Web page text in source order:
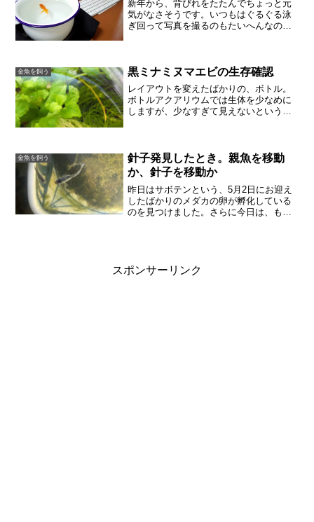
新年から、背びれをたたんでちょっと元
気がなさそうです。いつもはぐるぐる泳
ぎ回って写真を撮るのもたいへんなの
ていますが、まず絶食1日で様...
金魚を飼う 黒ミナミヌマエビの生存確認
レイアウトを変えたばかりの、ボトル。
ボトルアクアリウムでは生体を少なめに
しますが、少なすぎて見えないという事
こに行ったのかよくわか...
金魚を飼う
針子発見したとき。親魚を移動
か、針子を移動か
昨日はサボテンという、5月2日にお迎え
したばかりのメダカの卵が孵化している
のを見つけました。さらに今日は、もと
スポンサーリンク